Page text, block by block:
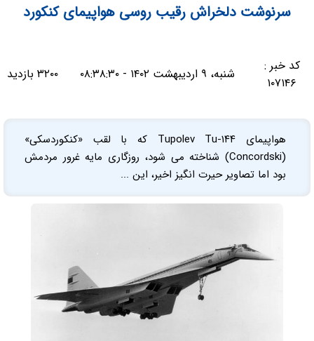
سرنوشت دلخراش رقیب روسی هواپیمای کنکورد
کد خبر :
۱۰۷۱۴۶
شنبه، ۹ اردیبهشت ۱۴۰۲ - ۰۸:۳۸:۳۰ ۳۲۰۰ بازدید
هواپیمای Tupolev Tu-۱۴۴ که با لقب «کنکوردسکی»
(Concordski) شناخته می شود، روزگاری مایه غرور مردمش
بود اما تصاویر حیرت انگیز اخیر، این ...